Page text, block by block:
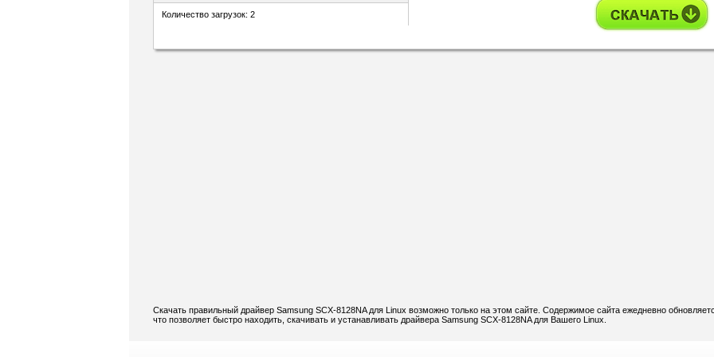
Количество загрузок: 2
Скачать правильный драйвер Samsung SCX-8128NA для Linux возможно только на этом сайте. Содержимое сайта ежедневно
что позволяет быстро находить, скачивать и устанавливать драйвера Samsung SCX-8128NA для Вашего Linux.